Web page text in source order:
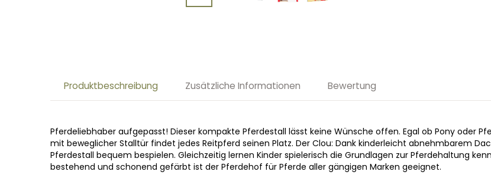
Produktbeschreibung Zusätzliche Informationen Bewertung
Pferdeliebhaber aufgepasst! Dieser kompakte Pferdestall lässt keine Wünsche offen. Egal ob Pony oder
mit beweglicher Stalltür findet jedes Reitpferd seinen Platz. Der Clou: Dank kinderleicht abnehmbarem
Pferdestall bequem bespielen. Gleichzeitig lernen Kinder spielerisch die Grundlagen zur Pferdehaltung
bestehend und schonend gefärbt ist der Pferdehof für Pferde aller gängigen Marken geeignet.